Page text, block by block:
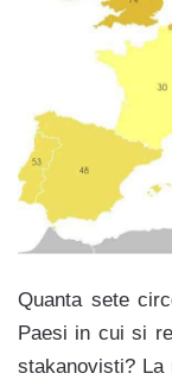
Quanta sete
Paesi in cui si
stakanovisti?